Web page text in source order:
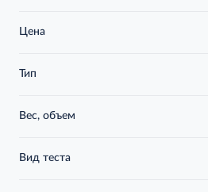
Цена
Тип
Вес, объем
Вид теста